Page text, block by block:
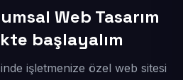
Web Tasarım
başlayalım
işletmenize özel web sitesi